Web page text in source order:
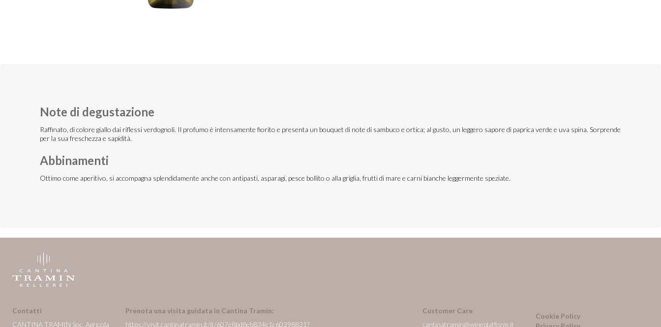
Note di degustazione
Raffinato, di colore giallo dai riflessi verdognoli. Il profumo è intensamente fiorito e presenta un bouquet di note di sambuco e ortica; al gusto, un leggero sapore di paprica verde e uva spina. Sorprende
per la sua freschezza e sapidità.
Abbinamenti
Ottimo come aperitivo, si accompagna splendidamente anche con antipasti, asparagi, pesce bollito o alla griglia, frutti di mare e carni bianche leggermente speziate.
Contatti
CANTINA TRAMIN Soc. Agricola
Prenota una visita guidata in Cantina Tramin:
https://visit.cantinatramin.it/it/607e8bd8eb834e1c60398831?
Customer Care
cantinatramin@wineplatform.it
Cookie Policy